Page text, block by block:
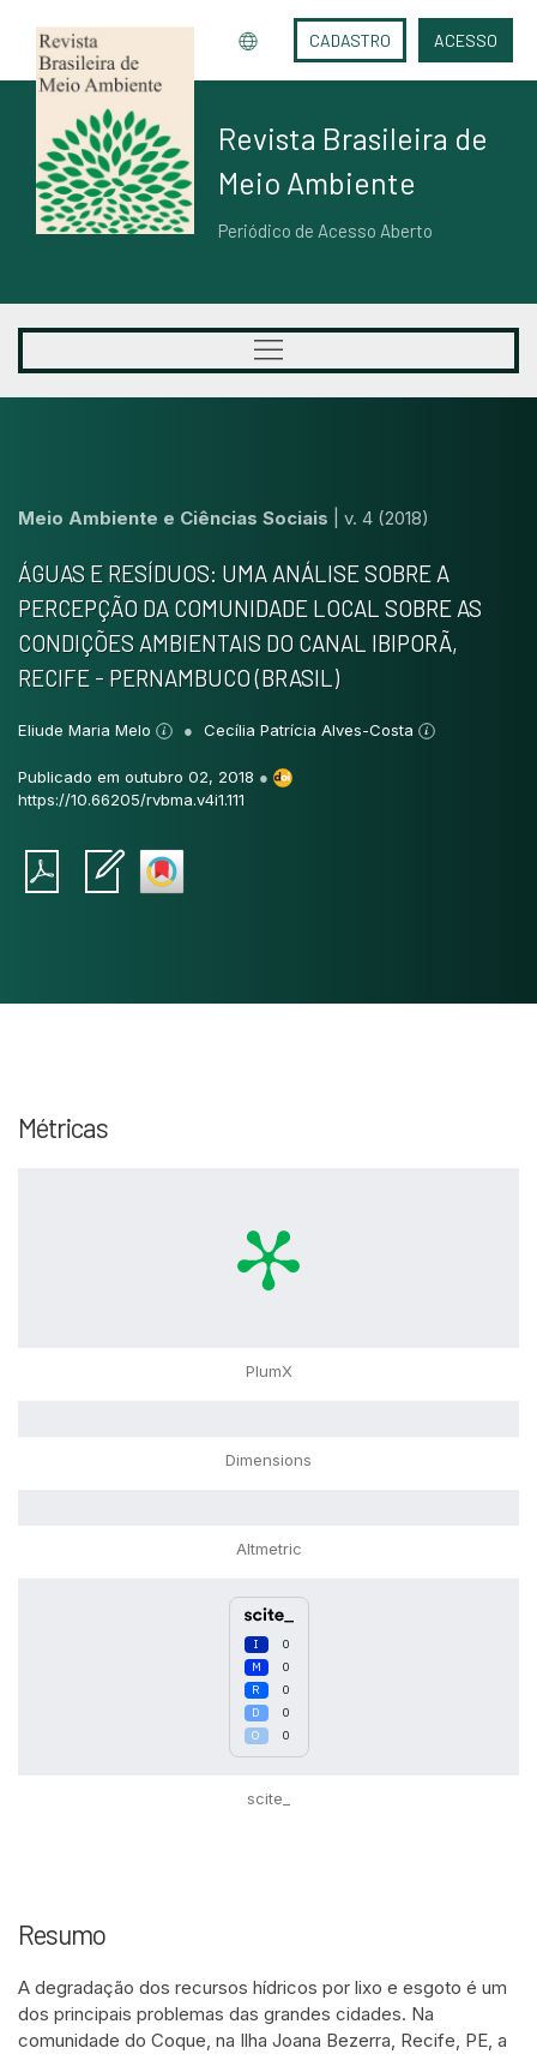
CADASTRO ACESSO
Revista Brasileira de
Meio Ambiente
Periódico de Acesso Aberto
Meio Ambiente e Ciências Sociais v. 4 (2018)
ÁGUAS E RESÍDUOS: UMA ANÁLISE SOBRE A
PERCEPÇÃO DA COMUNIDADE LOCAL SOBRE AS
CONDIÇÕES AMBIENTAIS DO CANAL IBIPORÃ,
RECIFE - PERNAMBUCO (BRASIL)
Eliude Maria Melo Cecília Patrícia Alves-Costa
Publicado em outubro 02, 2018 ●
https://10.66205/rvbma.v4i1.111
Métricas
PlumX
Dimensions
Altmetric
0
0
0
0
0
Other
0
scite_
Resumo
A degradação dos recursos hídricos por lixo e esgoto é um
dos principais problemas das grandes cidades. Na
comunidade do Coque, na Ilha Joana Bezerra, Recife, PE, a